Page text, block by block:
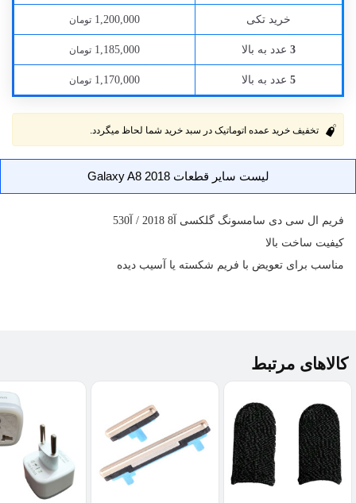
خرید تکی 1,200,000 تومان
3 عدد به بالا 1,185,000 تومان
5 عدد به بالا 1,170,000 تومان
تخفیف خرید عمده اتوماتیک در سبد خرید شما لحاظ میگردد.
لیست سایر قطعات Galaxy A8 2018
فریم ال سی دی سامسونگ گلکسی آ8 2018 / آ530
کیفیت ساخت بالا
مناسب برای تعویض با فریم شکسته یا آسیب دیده
کالاهای مرتبط